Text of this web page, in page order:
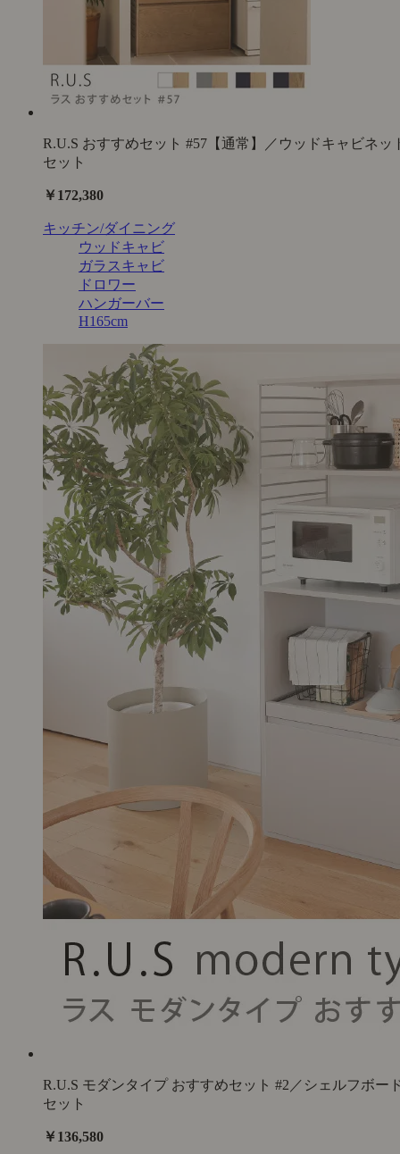
R.U.S おすすめセット #57【通常】／ウッドキャビネッ
セット
￥172,380
キッチン/ダイニング
ウッドキャビ
ガラスキャビ
ドロワー
ハンガーバー
H165cm
R.U.S モダンタイプ おすすめセット #2／シェルフボー
セット
￥136,580